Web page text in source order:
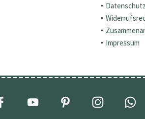
Datenschutz
Impressum